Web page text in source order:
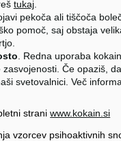
tukaj.
pekoča ali tiščoča
pomoč, saj obstaja
. Redna uporaba
Če opaziš,
svetovalnici. Več
straniwww.kokain.si
vzorcev psihoaktivnih